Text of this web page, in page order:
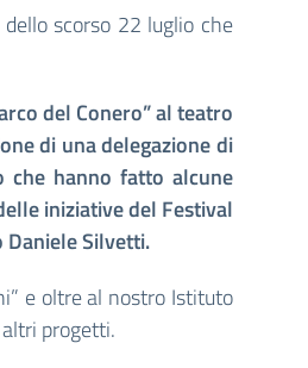
scorso 22 luglio che
del Conero” al teatro
di una delegazione di
che hanno fatto alcune
iniziative del Festival
Daniele Silvetti.
e oltre al nostro Istituto
progetti.